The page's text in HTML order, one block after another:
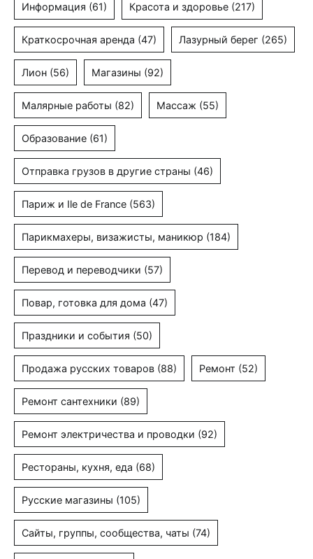
Информация (61) Красота и здоровье (217)
Краткосрочная аренда (47) Лазурный берег (265)
Лион (56) Магазины (92)
Малярные работы (82) Массаж (55)
Образование (61)
Отправка грузов в другие страны (46)
Париж и Ile de France (563)
Парикмахеры, визажисты, маникюр (184)
Перевод и переводчики (57)
Повар, готовка для дома (47)
Праздники и события (50)
Продажа русских товаров (88) Ремонт (52)
Ремонт сантехники (89)
Ремонт электричества и проводки (92)
Рестораны, кухня, еда (68)
Русские магазины (105)
Сайты, группы, сообщества, чаты (74)